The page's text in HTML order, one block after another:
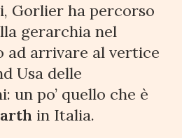
Gorlier ha percorso
gerarchia nel
ad arrivare al vertice
Usa delle
un po’ quello che è
in Italia.